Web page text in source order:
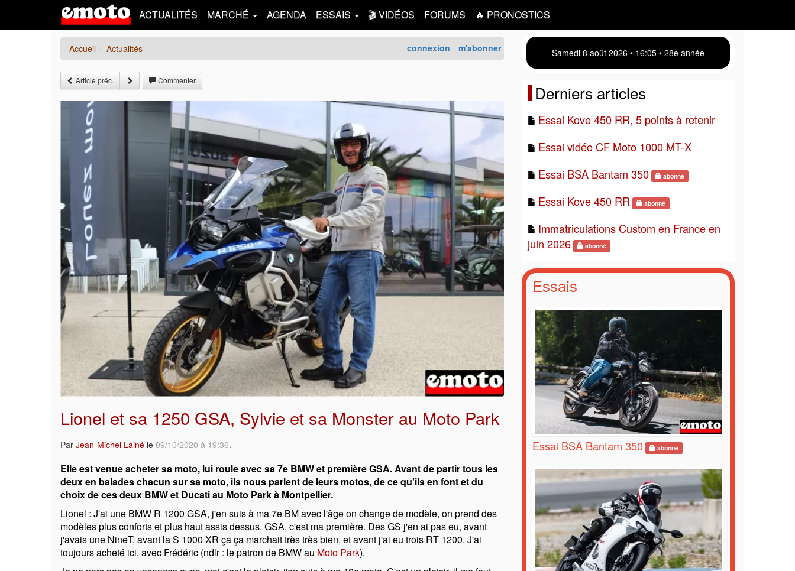
ACTUALITÉS MARCHÉ AGENDA ESSAIS 🎬 VIDÉOS FORUMS 🔥 PRONOSTICS
connexion m'abonner
Accueil Actualités
Article préc. Commenter
Lionel et sa 1250 GSA, Sylvie et sa Monster au Moto Park
Par Jean-Michel Lainé le 09/10/2020 à 19:36.
Elle est venue acheter sa moto, lui roule avec sa 7e BMW et première GSA. Avant de partir tous les
deux en balades chacun sur sa moto, ils nous parlent de leurs motos, de ce qu'ils en font et du
choix de ces deux BMW et Ducati au Moto Park à Montpellier.
Lionel : J'ai une BMW R 1200 GSA, j'en suis à ma 7e BM avec l'âge on change de modèle, on prend des
modèles plus conforts et plus haut assis dessus. GSA, c'est ma première. Des GS j'en ai pas eu, avant
j'avais une NineT, avant la S 1000 XR ça ça marchait très très bien, et avant j'ai eu trois RT 1200. J'ai
toujours acheté ici, avec Frédéric (ndlr : le patron de BMW au Moto Park).
Samedi 8 août 2026 • 16 05 • 28e année
Derniers articles
Essai Kove 450 RR, 5 points à retenir
Essai vidéo CF Moto 1000 MT-X
Essai BSA Bantam 350
abonné
Essai Kove 450 RR abonné
Immatriculations Custom en France en
juin 2026
abonné
Essais
Essai BSA Bantam 350 abonné